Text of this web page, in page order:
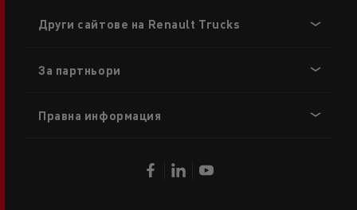
menu
Други сайтове на Renault Trucks
За партньори
Правна информация